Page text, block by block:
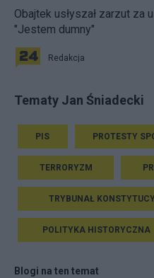
Obajtek usłyszał zarzut za
"Jestem dumny"
Redakcja
Tematy Jan Śniadecki
PIS PROTESTY
TERRORYZM
TRYBUNAŁ
POLITYKA HISTORYCZNA
Blogi na ten temat